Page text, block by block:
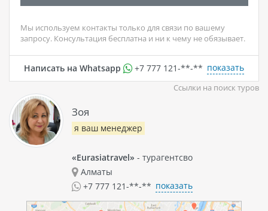
Мы используем контакты только для связи по вашему
запросу. Консультация бесплатна и ни к чему не обязывает.
Написать на Whatsapp +7 777 121-**-** показать
Ссылки на поиск туров
Зоя
я ваш менеджер
«Eurasiatravel» - турагентсво
Алматы
+7 777 121-**-** показать